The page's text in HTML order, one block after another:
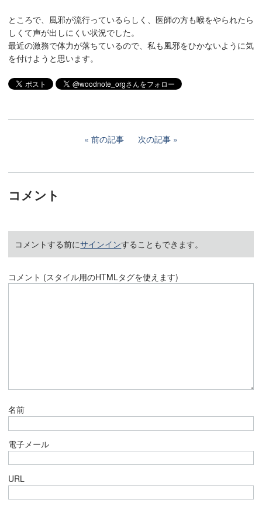
ところで、風邪が流行っているらしく、医師の方も喉をやられたら
しくて声が出しにくい状況でした。
最近の激務で体力が落ちているので、私も風邪をひかないように気
を付けようと思います。
前の記事 次の記事
コメント
コメントする前にサインインすることもできます。
コメント (スタイル用のHTMLタグを使えます)
名前
電子メール
URL